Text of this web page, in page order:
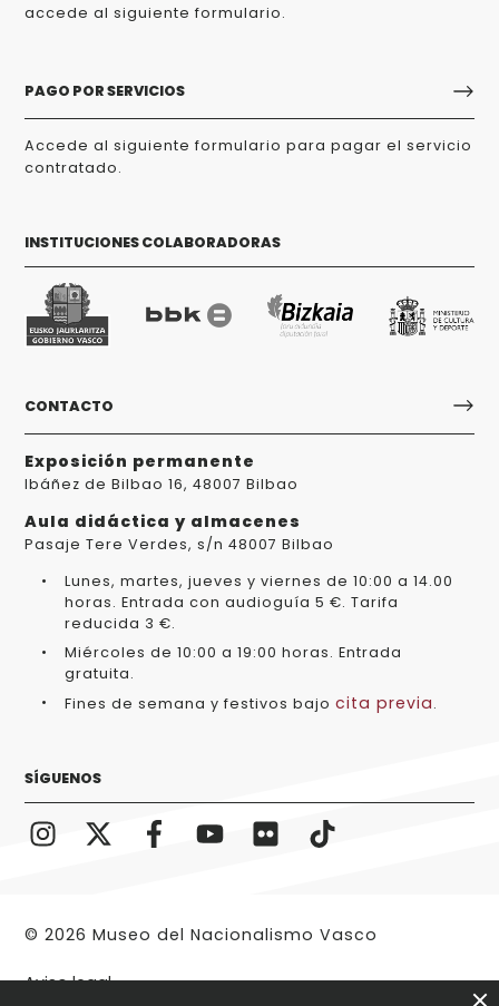
accede al siguiente formulario.
PAGO POR SERVICIOS
Accede al siguiente formulario para pagar el servicio
contratado.
INSTITUCIONES COLABORADORAS
CONTACTO
Exposición permanente
Ibáñez de Bilbao 16, 48007 Bilbao
Aula didáctica y almacenes
Pasaje Tere Verdes, s/n 48007 Bilbao
Lunes, martes, jueves y viernes de 10:00 a 14.00
horas. Entrada con audioguía 5 €. Tarifa
reducida 3 €.
Miércoles de 10:00 a 19:00 horas. Entrada
gratuita.
Fines de semana y festivos bajo cita previa.
SÍGUENOS
© 2026 Museo del Nacionalismo Vasco
Aviso legal